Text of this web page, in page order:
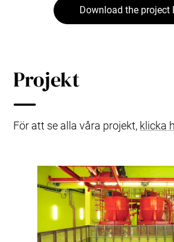
Download the project
Projekt
För att se alla våra projekt, klicka